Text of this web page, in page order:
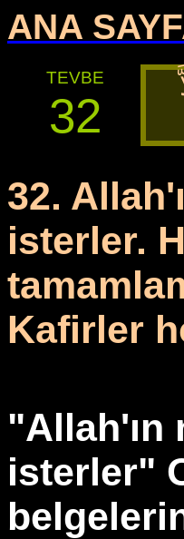
ANA
TEVBE
32
32.
isterler.
Kafirler
"Allah'ın
isterler"